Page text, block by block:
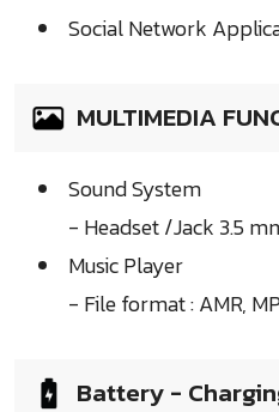
Social Network
MULTIMEDIA
Sound System
- Headset /Jack 3.5
Music Player
- File format : AMR,
Battery -